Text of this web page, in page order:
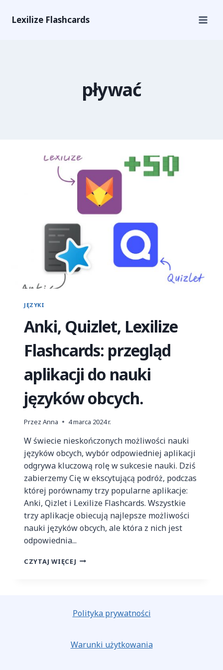
Lexilize Flashcards
pływać
JĘZYKI
Anki, Quizlet, Lexilize
Flashcards: przegląd
aplikacji do nauki
języków obcych.
Przez Anna 4 marca 2024 r.
W świecie nieskończonych możliwości nauki
języków obcych, wybór odpowiedniej aplikacji
odgrywa kluczową rolę w sukcesie nauki. Dziś
zabierzemy Cię w ekscytującą podróż, podczas
której porównamy trzy popularne aplikacje:
Anki, Qizlet i Lexilize Flashcards. Wszystkie
trzy aplikacje obiecują najlepsze możliwości
nauki języków obcych, ale która z nich jest
odpowiednia...
CZYTAJ WIĘCEJ
Polityka prywatności
Warunki użytkowania